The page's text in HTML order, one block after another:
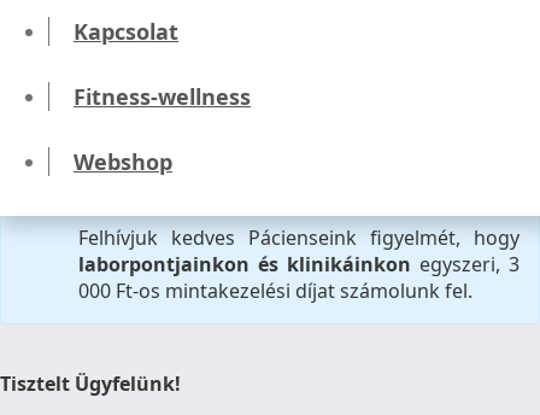
Kapcsolat
Fitness-wellness
Webshop
Online koronavírus IgG ellenanyag
Felhívjuk kedves Pácienseink figyelmét, hogy
laborpontjainkon és klinikáinkon egyszeri, 3
000 Ft-os mintakezelési díjat számolunk fel.
Tisztelt Ügyfelünk!